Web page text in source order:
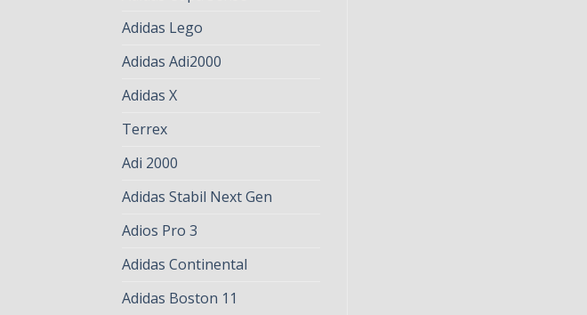
Adidas Lego
Adidas Adi2000
Adidas X
Terrex
Adi 2000
Adidas Stabil Next Gen
Adios Pro 3
Adidas Continental
Adidas Boston 11